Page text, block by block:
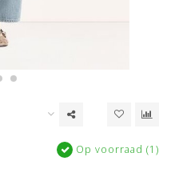
Op voorraad (1)